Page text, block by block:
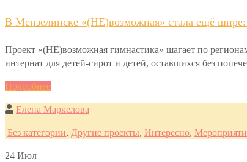
В Мензелинске «(НЕ)возможная» стала ещё шире:
Проект «(НЕ)возможная гимнастика» шагает по
интернат для детей-сирот и детей, оставшихся без
Подробнее
Елена Маркелова
Без категории, Другие проекты, Интересно,
24 Июл